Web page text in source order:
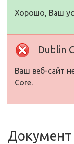
Хорошо, Ваш
Dublin
Ваш веб-сайт
Core.
Документ